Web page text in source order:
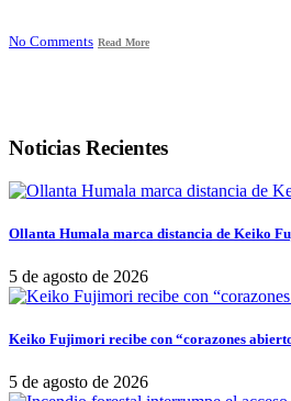
No Comments Read More
Noticias Recientes
Ollanta Humala marca distancia de Keiko
5 de agosto de 2026
Keiko Fujimori recibe con “corazones
5 de agosto de 2026